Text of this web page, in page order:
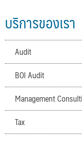
บริการของเรา
Audit
BOI Audit
Management
Tax